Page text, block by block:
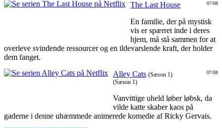
07/08
The Last House
En familie, der på mystisk
vis er spærret inde i deres
hjem, må stå sammen for at
overleve svindende ressourcer og en ildevarslende kraft, der holder
dem fanget.
07/08
Alley Cats (Sæson 1)
(Sæson 1)
Vanvittige uheld løber løbsk, da
vilde katte skaber kaos på
gaderne i denne uhæmmede animerede komedie af Ricky Gervais.